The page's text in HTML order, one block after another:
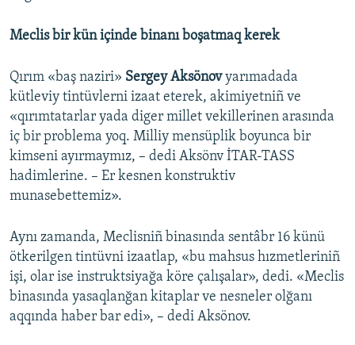
Meclis bir kün içinde binanı boşatmaq kerek
Qırım «baş naziri» Sergey Aksönovyarımadada
kütleviy tintüvlerni izaat eterek, akimiyetniñ ve
«qırımtatarlar yada diger millet vekillerinen arasında
iç bir problema yoq. Milliy mensüplik boyunca bir
kimseni ayırmaymız, – dedi Aksönv İTAR-TASS
hadimlerine. – Er kesnen konstruktiv
munasebettemiz».
Aynı zamanda, Meclisniñ binasında sentâbr 16 künü
ötkerilgen tintüvni izaatlap, «bu mahsus hızmetleriniñ
işi, olar ise instruktsiyağa köre çalışalar», dedi. «Meclis
binasında yasaqlanğan kitaplar ve nesneler olğanı
aqqında haber bar edi», – dedi Aksönov.